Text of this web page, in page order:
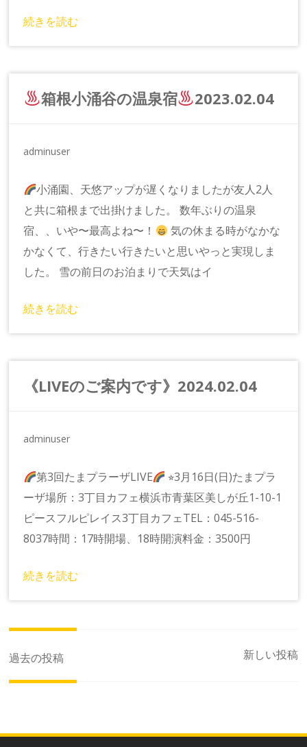
続きを読む
箱根小涌谷の温泉宿 2023.02.04
adminuser
小涌園、天悠アップが遅くなりましたが友人2人
と共に箱根まで出掛けました。 数年ぶりの温泉
宿、、いや〜最高よね〜！
気の休まる時がなかな
かなくて、行きたい行きたいと思いやっと実現しま
した。 雪の前日のお泊まりで天気はイ
続きを読む
《LIVEのご案内です》2024.02.04
adminuser
第3回たまプラーザLIVE
⭐︎3月16日(日)たまプラ
ーザ場所：3丁目カフェ横浜市青葉区美しが丘1-10-1
ピースフルピレイス3丁目カフェTEL：045-516-
8037時間：17時開場、18時開演料金：3500円
続きを読む
投
ゲ
過去の投稿 新しい投稿